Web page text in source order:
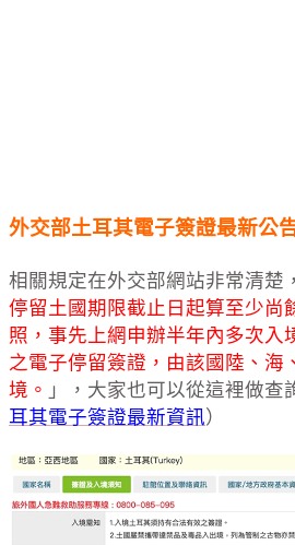
外交部土耳其電子簽證最新公
相關規定在外交部網站非常清楚
停留土國期限截止日起算至少尚
照，事先上網申辦半年內多次入
之電子停留簽證，由該國陸、海
境。 」，大家也可以從這裡做查
耳其電子簽證最新資訊）